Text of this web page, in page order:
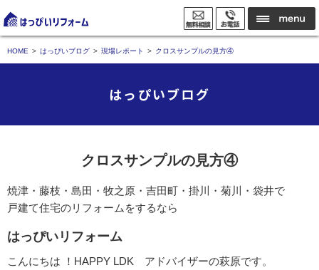
HOME はっぴいブログ 現場レポート クロスサンプルの見方④
はっぴいブログ
クロスサンプルの見方④
焼津・藤枝・島田・牧之原・吉田町・掛川・菊川・袋井で
戸建て住宅のリフォームをするなら
はっぴいリフォーム
こんにちは ！HAPPY LDK アドバイザーの萩原です。